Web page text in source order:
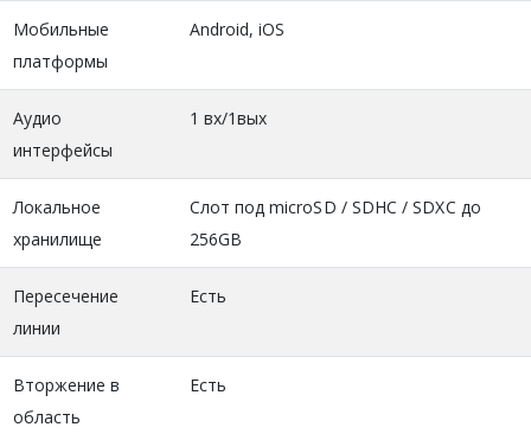
Мобильные
платформы
Android, iOS
Аудио
интерфейсы
1 вх/1вых
Локальное
хранилище
Слот под microSD / SDHC / SDXC до
256GB
Пересечение
линии
Есть
Вторжение в
область
Есть